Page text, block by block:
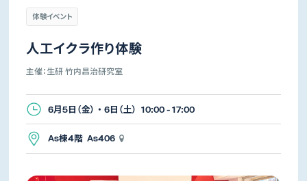
体験イベント
人工イクラ作り体験
主催：生研 竹内昌治研究室
6月5日（金） ・ 6日（土） 10:00 - 17:00
As棟4階 As406